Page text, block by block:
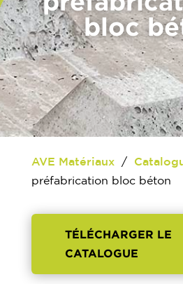
bloc
AVE Matériaux/
préfabrication bloc béton
TÉLÉCHARGER LE
CATALOGUE